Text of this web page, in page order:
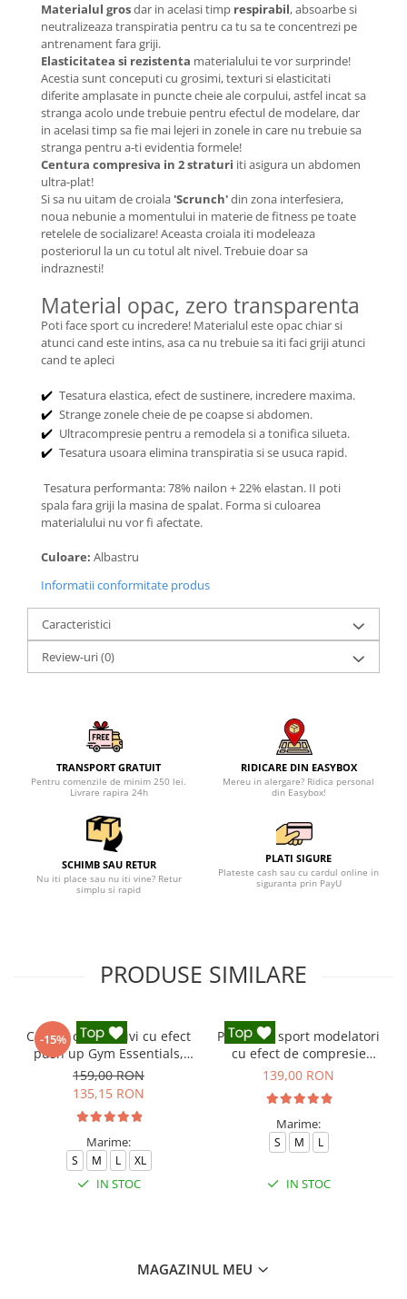
Materialul grosdar in acelasi timp respirabil, absoarbe si
neutralizeaza transpiratia pentru ca tu sa te concentrezi pe
antrenament fara griji.
Elasticitatea si rezistenta materialului te vor surprinde!
Acestia sunt conceputi cu grosimi, texturi si elasticitati
diferite amplasate in puncte cheie ale corpului, astfel incat sa
stranga acolo unde trebuie pentru efectul de modelare, dar
in acelasi timp sa fie mai lejeri in zonele in care nu trebuie sa
stranga pentru a-ti evidentia formele!
Centura compresiva in 2 straturi iti asigura un abdomen
ultra-plat!
Si sa nu uitam de croiala 'Scrunch'din zona interfesiera,
noua nebunie a momentului in materie de fitness pe toate
retelele de socializare! Aceasta croiala iti modeleaza
posteriorul la un cu totul alt nivel. Trebuie doar sa
indraznesti!
Material opac, zero transparenta
Poti face sport cu incredere! Materialul este opac chiar si
atunci cand este intins, asa ca nu trebuie sa iti faci griji atunci
cand te apleci
✔️ Tesatura elastica, efect de sustinere, incredere maxima.
✔️ Strange zonele cheie de pe coapse si abdomen.
✔️ Ultracompresie pentru a remodela si a tonifica silueta.
✔️ Tesatura usoara elimina transpiratia si se usuca rapid.
Tesatura performanta: 78% nailon + 22% elastan. II poti
spala fara griji la masina de spalat. Forma si culoarea
materialului nu vor fi afectate.
Culoare: Albastru
Informatii conformitate produs
Caracteristici
Review-uri(0)
TRANSPORT GRATUIT
Pentru comenzile de minim 250 lei.
Livrare rapira 24h
RIDICARE DIN EASYBOX
Mereu in alergare? Ridica personal
din Easybox!
SCHIMB SAU RETUR
Nu iti place sau nu iti vine? Retur
simplu si rapid
PLATI SIGURE
Plateste cash sau cu cardul online in
siguranta prin PayU
PRODUSE SIMILARE
-15%
Colanti compresivi cu efect
push up Gym Essentials,
Negru
159,00 RON
135,15 RON
Marime:
S M L XL
IN STOC
Pantaloni sport modelatori
cu efect de compresie
Onyx, Negru
139,00 RON
Marime:
S M L
IN STOC
MAGAZINUL MEU